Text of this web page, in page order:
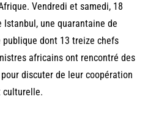
Vendredi et samedi, 18
une quarantaine de
publique dont 13 treize chefs
africains ont rencontré des
discuter de leur coopération
culturelle.